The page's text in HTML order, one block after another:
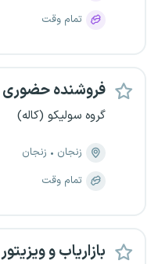
تمام وقت
فروشنده حضوری
گروه سولیکو (کاله)
زنجان
زنجان
تمام وقت
بازاریاب و ویزیتور